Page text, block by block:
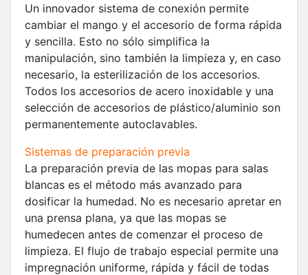
Un innovador sistema de conexión permite
cambiar el mango y el accesorio de forma rápida
y sencilla. Esto no sólo simplifica la
manipulación, sino también la limpieza y, en caso
necesario, la esterilización de los accesorios.
Todos los accesorios de acero inoxidable y una
selección de accesorios de plástico/aluminio son
permanentemente autoclavables.
Sistemas de preparación previa
La preparación previa de las mopas para salas
blancas es el método más avanzado para
dosificar la humedad. No es necesario apretar en
una prensa plana, ya que las mopas se
humedecen antes de comenzar el proceso de
limpieza. El flujo de trabajo especial permite una
impregnación uniforme, rápida y fácil de todas